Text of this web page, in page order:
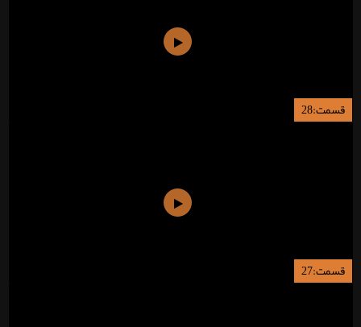
قسمت:28
قسمت:27